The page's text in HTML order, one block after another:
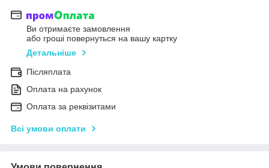
Ви отримаєте замовлення
або гроші повернуться на вашу картку
Детальніше
Післяплата
Оплата на рахунок
Оплата за реквізитами
Всі умови оплати